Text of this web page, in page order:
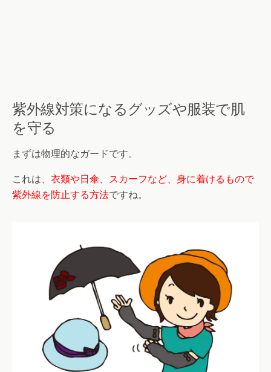
紫外線対策になるグッズや服装で肌
を守る
まずは物理的なガードです。
これは、 衣類や日傘、スカーフなど、身に着けるもので
紫外線を防止する方法ですね。